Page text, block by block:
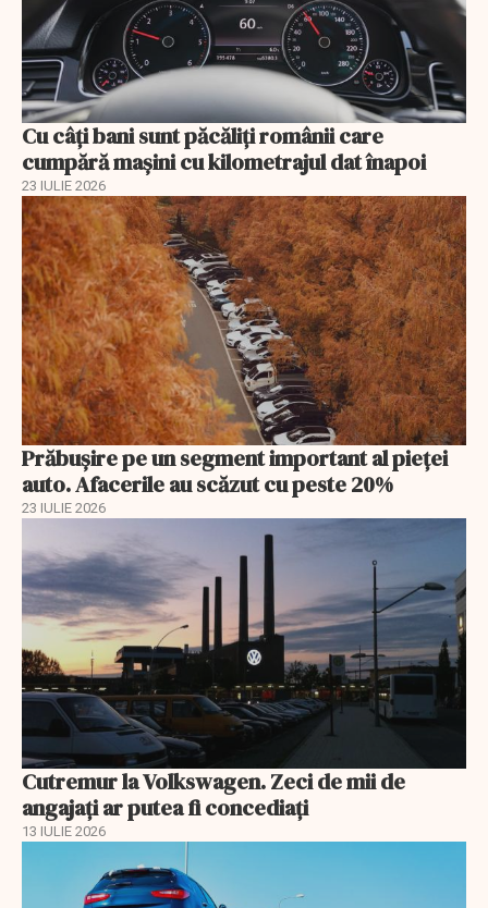
Cu câţi bani sunt păcăliţi românii care
cumpără maşini cu kilometrajul dat înapoi
23 IULIE 2026
Prăbușire pe un segment important al pieței
auto. Afacerile au scăzut cu peste 20%
23 IULIE 2026
Cutremur la Volkswagen. Zeci de mii de
angajați ar putea fi concediați
13 IULIE 2026